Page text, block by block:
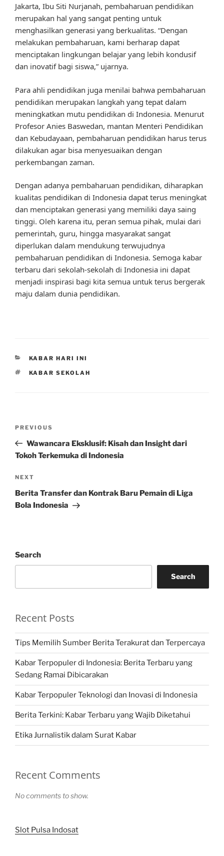
Jakarta, Ibu Siti Nurjanah, pembaharuan pendidikan
merupakan hal yang sangat penting untuk
menghasilkan generasi yang berkualitas. “Dengan
melakukan pembaharuan, kami berharap dapat
menciptakan lingkungan belajar yang lebih kondusif
dan inovatif bagi siswa,” ujarnya.
Para ahli pendidikan juga menilai bahwa pembaharuan
pendidikan merupakan langkah yang tepat dalam
meningkatkan mutu pendidikan di Indonesia. Menurut
Profesor Anies Baswedan, mantan Menteri Pendidikan
dan Kebudayaan, pembaharuan pendidikan harus terus
dilakukan agar bisa menyesuaikan dengan
perkembangan zaman.
Dengan adanya pembaharuan pendidikan, diharapkan
kualitas pendidikan di Indonesia dapat terus meningkat
dan menciptakan generasi yang memiliki daya saing
tinggi. Oleh karena itu, peran semua pihak, mulai dari
pemerintah, guru, hingga masyarakat sangat
diperlukan dalam mendukung terwujudnya
pembaharuan pendidikan di Indonesia. Semoga kabar
terbaru dari sekolah-sekolah di Indonesia ini dapat
menjadi inspirasi bagi kita semua untuk terus bergerak
maju dalam dunia pendidikan.
CATEGORIES
KABAR HARI INI
TAGS
KABAR SEKOLAH
Previous
Post
PREVIOUS
Wawancara Eksklusif: Kisah dan Insight dari
Tokoh Terkemuka di Indonesia
Next
Post
NEXT
Berita Transfer dan Kontrak Baru Pemain di Liga
Bola Indonesia
Search
Search
Recent Posts
Tips Memilih Sumber Berita Terakurat dan Terpercaya
Kabar Terpopuler di Indonesia: Berita Terbaru yang
Sedang Ramai Dibicarakan
Kabar Terpopuler Teknologi dan Inovasi di Indonesia
Berita Terkini: Kabar Terbaru yang Wajib Diketahui
Etika Jurnalistik dalam Surat Kabar
Recent Comments
No comments to show.
Slot Pulsa Indosat